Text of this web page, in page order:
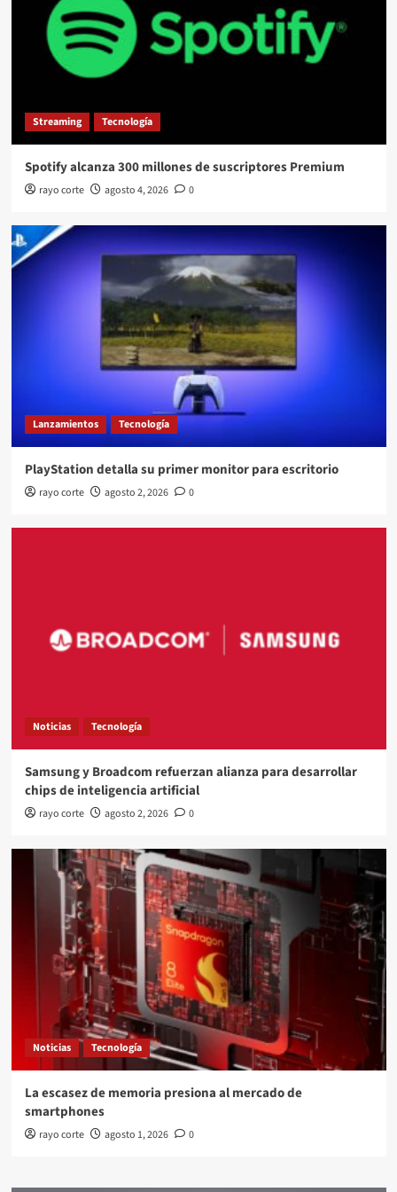
Motorsport Noticias
Ford Mustang GTD Competition establece marca
Streaming Tecnología
Spotify alcanza 300 millones de suscriptores Premium
rayo corte agosto 4, 2026 0
Lanzamientos Tecnología
PlayStation detalla su primer monitor para escritorio
rayo corte agosto 2, 2026 0
Noticias Tecnología
Samsung y Broadcom refuerzan alianza para desarrollar
chips de inteligencia artificial
rayo corte agosto 2, 2026 0
Noticias Tecnología
La escasez de memoria presiona al mercado de
smartphones
rayo corte agosto 1, 2026 0